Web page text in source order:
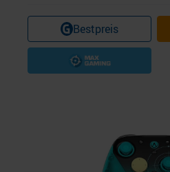
Bestpreis